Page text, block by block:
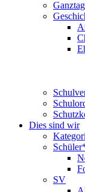
Dies sind wir
SV